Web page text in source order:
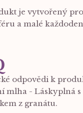
je vytvořený
a malé
odpovědi k
mlha - Láskyplná s
z granátu.